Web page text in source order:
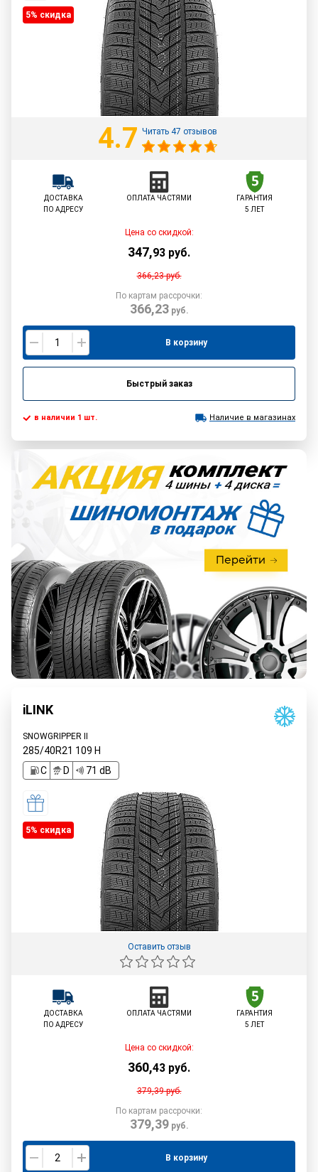
5% cкидка
4.7 Читать 47 отзывов
ДОСТАВКА
ПО АДРЕСУ
ОПЛАТА ЧАСТЯМИ
ГАРАНТИЯ
5 ЛЕТ
Цена со скидкой:
347,93 руб.
366,23руб.
По картам рассрочки:
366,23руб.
В корзину
Быстрый заказ
в наличии 1 шт. Наличие в магазинах
iLINK
SNOWGRIPPER II
285/40R21 109 H
C
D 71 dB
5% cкидка
Оставить отзыв
ДОСТАВКА
ПО АДРЕСУ
ОПЛАТА ЧАСТЯМИ
ГАРАНТИЯ
5 ЛЕТ
Цена со скидкой:
360,43 руб.
379,39руб.
По картам рассрочки:
379,39руб.
В корзину